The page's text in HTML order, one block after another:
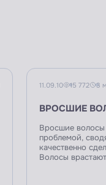
11.09.10 15 772 3
ВРОСШИЕ
Вросшие волосы
проблемой,
качественно
Волосы